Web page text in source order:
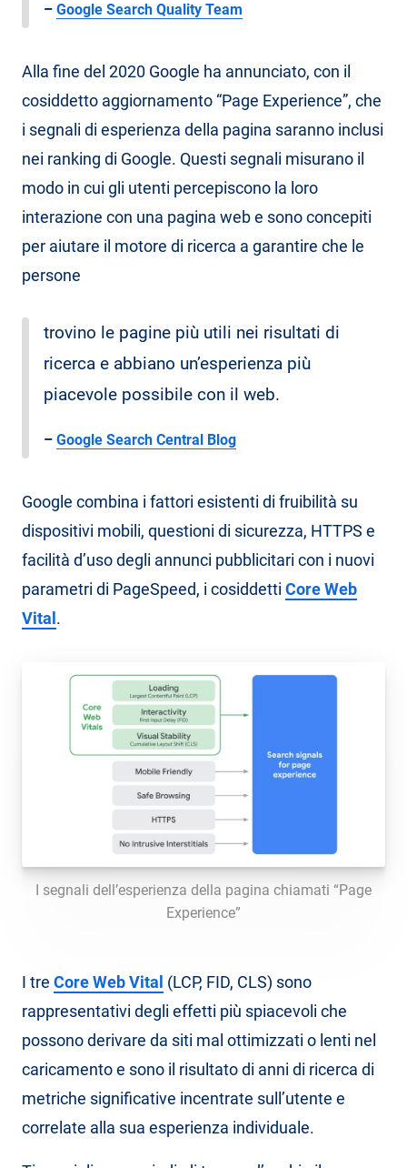
– Google Search Quality Team
Alla fine del 2020 Google ha annunciato, con il
cosiddetto aggiornamento “Page Experience”, che
i segnali di esperienza della pagina saranno inclusi
nei ranking di Google. Questi segnali misurano il
modo in cui gli utenti percepiscono la loro
interazione con una pagina web e sono concepiti
per aiutare il motore di ricerca a garantire che le
persone
trovino le pagine più utili nei risultati di
ricerca e abbiano un’esperienza più
piacevole possibile con il web.
– Google Search Central Blog
Google combina i fattori esistenti di fruibilità su
dispositivi mobili, questioni di sicurezza, HTTPS e
facilità d’uso degli annunci pubblicitari con i nuovi
parametri di PageSpeed, i cosiddetti Core Web
Vital .
I segnali dell’esperienza della pagina chiamati “Page
Experience”
I tre Core Web Vital (LCP, FID, CLS) sono
rappresentativi degli effetti più spiacevoli che
possono derivare da siti mal ottimizzati o lenti nel
caricamento e sono il risultato di anni di ricerca di
metriche significative incentrate sull’utente e
correlate alla sua esperienza individuale.